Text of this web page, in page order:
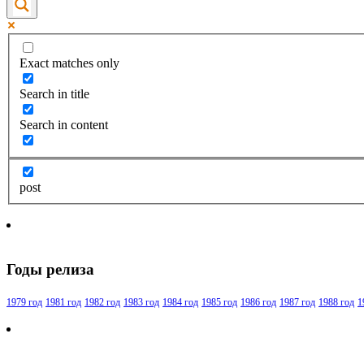
Exact matches only
Search in title
Search in content
post
Годы релиза
1979 год 1981 год 1982 год 1983 год 1984 год 1985 год 1986 год 1987 год 1988 год